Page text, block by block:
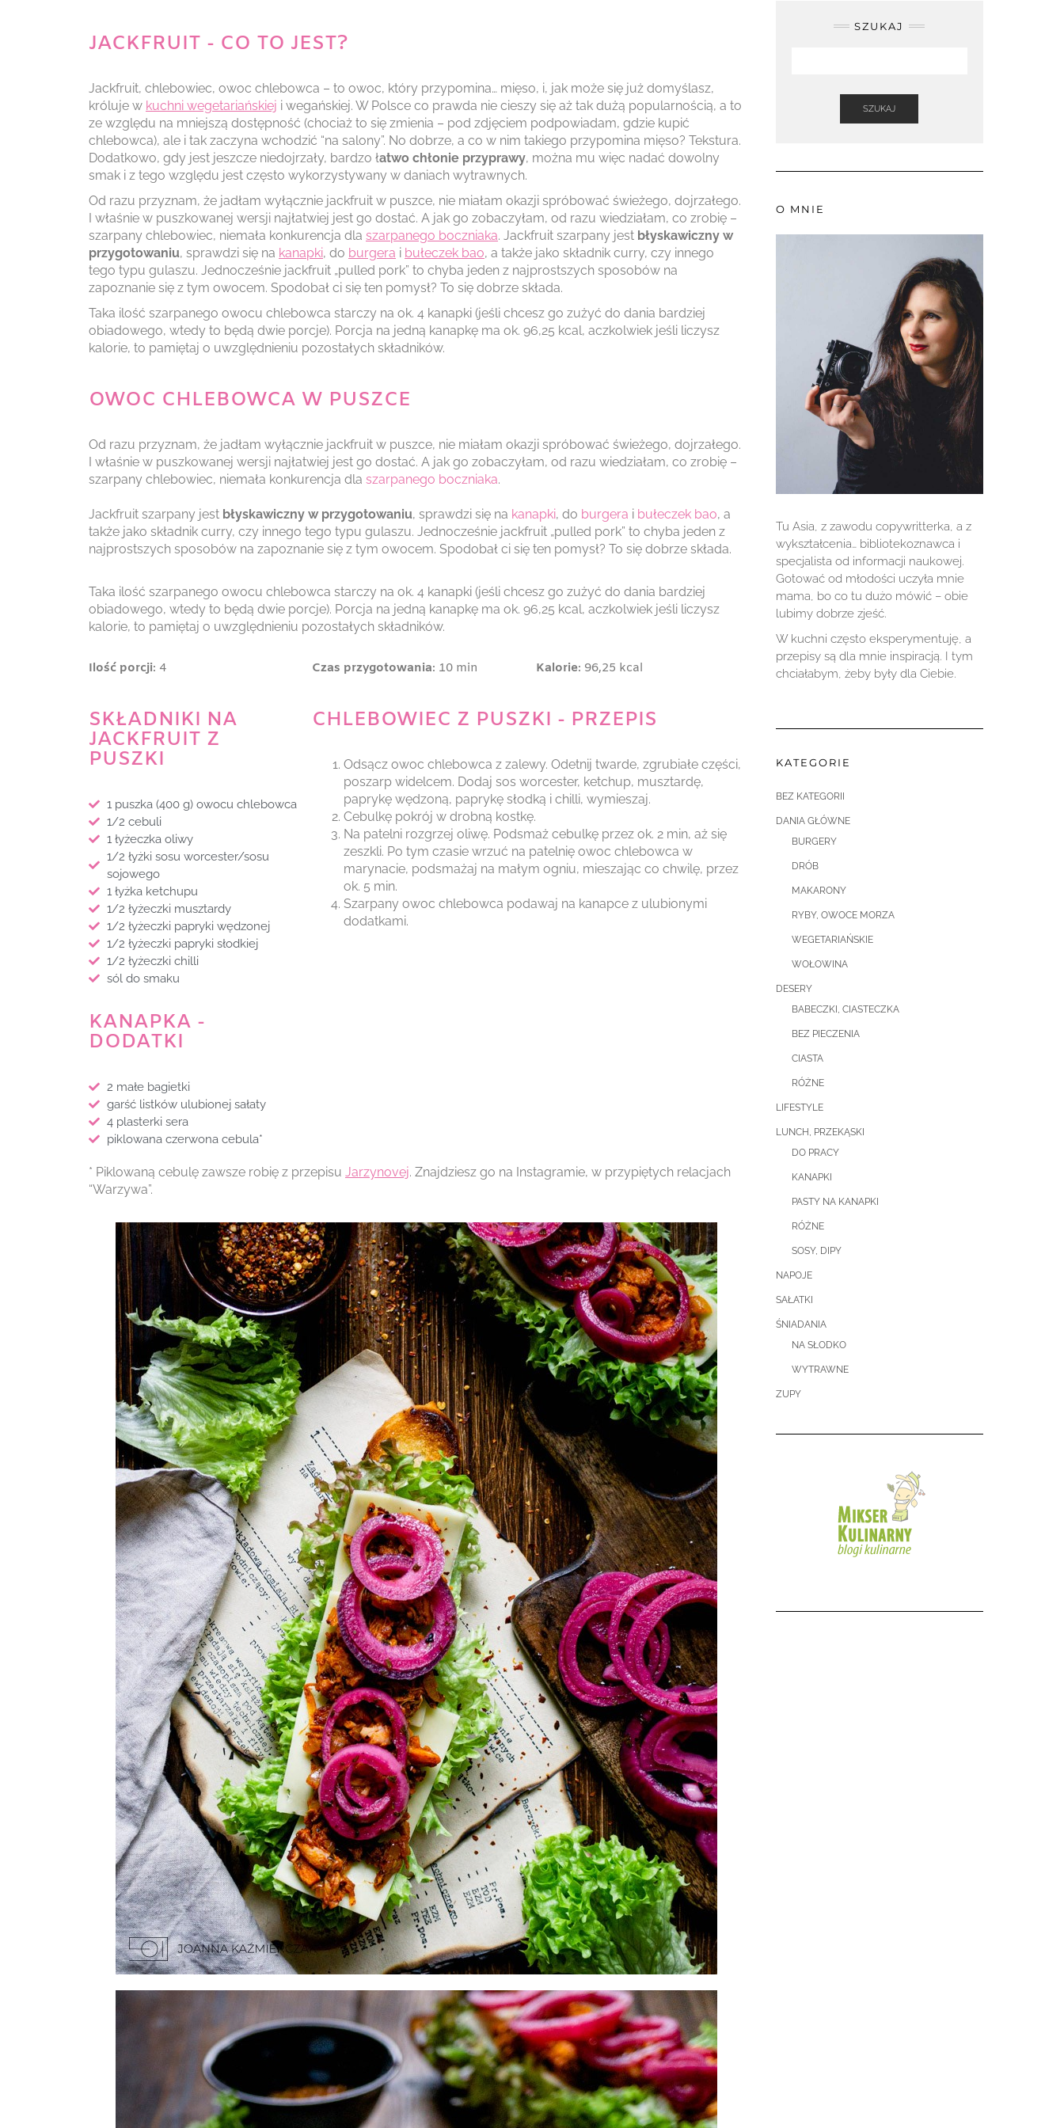
JACKFRUIT - CO TO JEST?
Jackfruit, chlebowiec, owoc chlebowca – to owoc, który przypomina… mięso, i, jak może się już domyślasz,
króluje w kuchni wegetariańskiej i wegańskiej. W Polsce co prawda nie cieszy się aż tak dużą popularnością, a to
ze względu na mniejszą dostępność (chociaż to się zmienia – pod zdjęciem podpowiadam, gdzie kupić
chlebowca), ale i tak zaczyna wchodzić “na salony”. No dobrze, a co w nim takiego przypomina mięso? Tekstura.
Dodatkowo, gdy jest jeszcze niedojrzały, bardzo łatwo chłonie przyprawy, można mu więc nadać dowolny
smak i z tego względu jest często wykorzystywany w daniach wytrawnych.
Od razu przyznam, że jadłam wyłącznie jackfruit w puszce, nie miałam okazji spróbować świeżego, dojrzałego.
I właśnie w puszkowanej wersji najłatwiej jest go dostać. A jak go zobaczyłam, od razu wiedziałam, co zrobię –
szarpany chlebowiec, niemała konkurencja dla szarpanego boczniaka. Jackfruit szarpany jest błyskawiczny w
przygotowaniu, sprawdzi się na kanapki, do burgera i bułeczek bao, a także jako składnik curry, czy innego
tego typu gulaszu. Jednocześnie jackfruit „pulled pork” to chyba jeden z najprostszych sposobów na
zapoznanie się z tym owocem. Spodobał ci się ten pomysł? To się dobrze składa.
Taka ilość szarpanego owocu chlebowca starczy na ok. 4 kanapki (jeśli chcesz go zużyć do dania bardziej
obiadowego, wtedy to będą dwie porcje). Porcja na jedną kanapkę ma ok. 96,25 kcal, aczkolwiek jeśli liczysz
kalorie, to pamiętaj o uwzględnieniu pozostałych składników.
OWOC CHLEBOWCA W PUSZCE
Od razu przyznam, że jadłam wyłącznie jackfruit w puszce, nie miałam okazji spróbować świeżego, dojrzałego.
I właśnie w puszkowanej wersji najłatwiej jest go dostać. A jak go zobaczyłam, od razu wiedziałam, co zrobię –
szarpany chlebowiec, niemała konkurencja dla szarpanego boczniaka.
Jackfruit szarpany jest błyskawiczny w przygotowaniu, sprawdzi się na kanapki, do burgera i bułeczek bao, a
także jako składnik curry, czy innego tego typu gulaszu. Jednocześnie jackfruit „pulled pork” to chyba jeden z
najprostszych sposobów na zapoznanie się z tym owocem. Spodobał ci się ten pomysł? To się dobrze składa.
Taka ilość szarpanego owocu chlebowca starczy na ok. 4 kanapki (jeśli chcesz go zużyć do dania bardziej
obiadowego, wtedy to będą dwie porcje). Porcja na jedną kanapkę ma ok. 96,25 kcal, aczkolwiek jeśli liczysz
kalorie, to pamiętaj o uwzględnieniu pozostałych składników.
Ilość porcji: 4 Czas przygotowania: 10 min Kalorie: 96,25 kcal
SKŁADNIKI NA
JACKFRUIT Z
PUSZKI
1 puszka (400 g) owocu chlebowca
1/2 cebuli
1 łyżeczka oliwy
1/2 łyżki sosu worcester/sosu
sojowego
1 łyżka ketchupu
1/2 łyżeczki musztardy
1/2 łyżeczki papryki wędzonej
1/2 łyżeczki papryki słodkiej
1/2 łyżeczki chilli
sól do smaku
KANAPKA -
DODATKI
2 małe bagietki
garść listków ulubionej sałaty
4 plasterki sera
piklowana czerwona cebula*
CHLEBOWIEC Z PUSZKI - PRZEPIS
Odsącz owoc chlebowca z zalewy. Odetnij twarde, zgrubiałe części,
poszarp widelcem. Dodaj sos worcester, ketchup, musztardę,
paprykę wędzoną, paprykę słodką i chilli, wymieszaj.
Cebulkę pokrój w drobną kostkę.
Na patelni rozgrzej oliwę. Podsmaż cebulkę przez ok. 2 min, aż się
zeszkli. Po tym czasie wrzuć na patelnię owoc chlebowca w
marynacie, podsmażaj na małym ogniu, mieszając co chwilę, przez
ok. 5 min.
Szarpany owoc chlebowca podawaj na kanapce z ulubionymi
dodatkami.
* Piklowaną cebulę zawsze robię z przepisu Jarzynovej. Znajdziesz go na Instagramie, w przypiętych relacjach
“Warzywa”.
SZUKAJ
SZUKAJ
O MNIE
Tu Asia, z zawodu copywritterka, a z
wykształcenia… bibliotekoznawca i
specjalista od informacji naukowej.
Gotować od młodości uczyła mnie
mama, bo co tu dużo mówić – obie
lubimy dobrze zjeść.
W kuchni często eksperymentuję, a
przepisy są dla mnie inspiracją. I tym
chciałabym, żeby były dla Ciebie.
KATEGORIE
BEZ KATEGORII
DANIA GŁÓWNE
BURGERY
DRÓB
MAKARONY
RYBY, OWOCE MORZA
WEGETARIAŃSKIE
WOŁOWINA
DESERY
BABECZKI, CIASTECZKA
BEZ PIECZENIA
CIASTA
RÓŻNE
LIFESTYLE
LUNCH, PRZEKĄSKI
DO PRACY
KANAPKI
PASTY NA KANAPKI
RÓŻNE
SOSY, DIPY
NAPOJE
SAŁATKI
ŚNIADANIA
NA SŁODKO
WYTRAWNE
ZUPY